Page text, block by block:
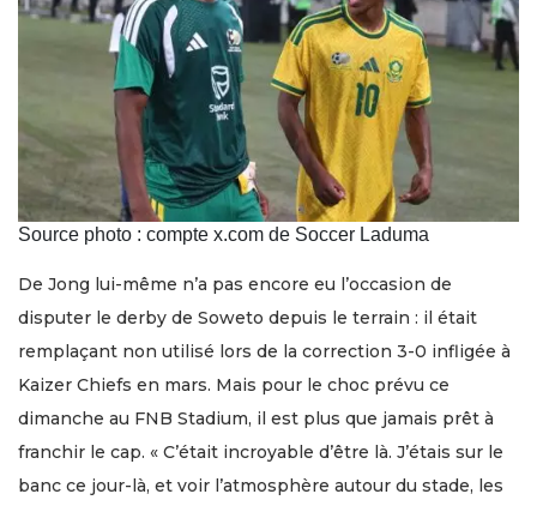
Source photo : compte x.com de Soccer Laduma
De Jong lui-même n’a pas encore eu l’occasion de
disputer le derby de Soweto depuis le terrain : il était
remplaçant non utilisé lors de la correction 3-0 infligée à
Kaizer Chiefs en mars. Mais pour le choc prévu ce
dimanche au FNB Stadium, il est plus que jamais prêt à
franchir le cap. « C’était incroyable d’être là. J’étais sur le
banc ce jour-là, et voir l’atmosphère autour du stade, les